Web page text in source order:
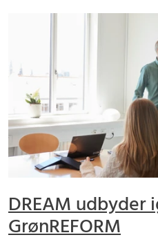
DREAM udbyder
GrønREFORM